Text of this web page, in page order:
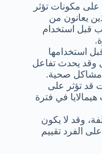
مكونات تؤثر
يعانون من
قبل استخدام
استخدامها
وقد يحدث تفاعل
مشاكل صحية.
قد تؤثر على
في فترة
وقد لا يكون
الفرد تقييم